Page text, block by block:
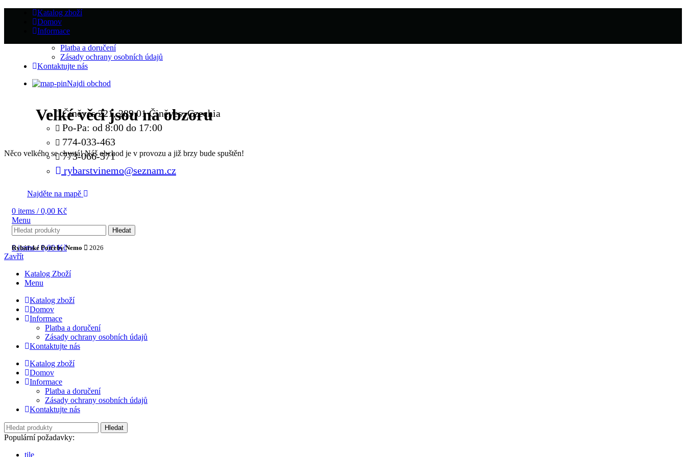
Katalog zboží
Domov
Informace
Platba a doručení
Zásady ochrany osobních údajů
Kontaktujte nás
Najdi obchod
Činěves 221, 289 01 Činěves, Czechia
Po-Pa: od 8:00 do 17:00
774-033-463
773-066-571
rybarstvinemo@seznam.cz
Najděte na mapě
0 items / 0,00 Kč
Menu
Hledat
0items / 0,00Kč
Velké věci jsou na obzoru
Něco velkého se chystá! Náš obchod je v provozu a již brzy bude spuštěn!
Rybářské Potřeby Nemo 2026
Zavřít
Katalog Zboží
Menu
Katalog zboží
Domov
Informace
Platba a doručení
Zásady ochrany osobních údajů
Kontaktujte nás
Katalog zboží
Domov
Informace
Platba a doručení
Zásady ochrany osobních údajů
Kontaktujte nás
Hledat
Populární požadavky:
tile